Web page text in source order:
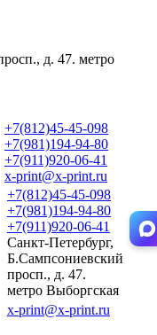
д. 47. метро
+7(812)45-45-098
+7(981)194-94-80
+7(911)920-06-41
x-print@x-print.ru
+7(812)45-45-098
+7(981)194-94-80
+7(911)920-06-41
Санкт-Петербург,
Б.Сампсониевский
просп., д. 47.
метро Выборгская
x-print@x-print.ru